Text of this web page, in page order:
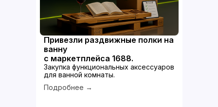
Привезли раздвижные полки на
ванну
с маркетплейса 1688.
Закупка функциональных аксессуаров
для ванной комнаты.
Подробнее →